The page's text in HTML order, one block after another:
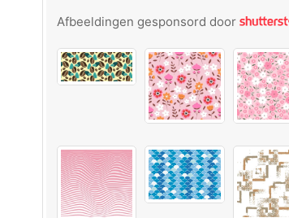
Afbeeldingen gesponsord door